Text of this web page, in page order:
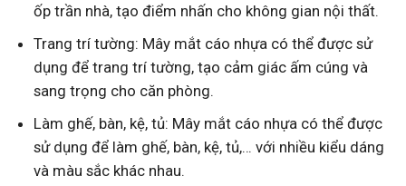
ốp trần nhà, tạo điểm nhấn cho không gian nội thất.
Trang trí tường: Mây mắt cáo nhựa có thể được sử
dụng để trang trí tường, tạo cảm giác ấm cúng và
sang trọng cho căn phòng.
Làm ghế, bàn, kệ, tủ: Mây mắt cáo nhựa có thể được
sử dụng để làm ghế, bàn, kệ, tủ,… với nhiều kiểu dáng
và màu sắc khác nhau.